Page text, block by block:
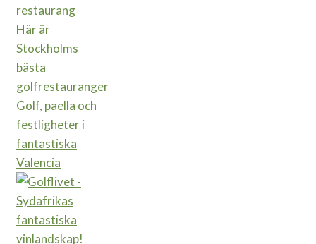
Här är
Stockholms
bästa
golfrestauranger
Golf, paella och
festligheter i
fantastiska
Valencia